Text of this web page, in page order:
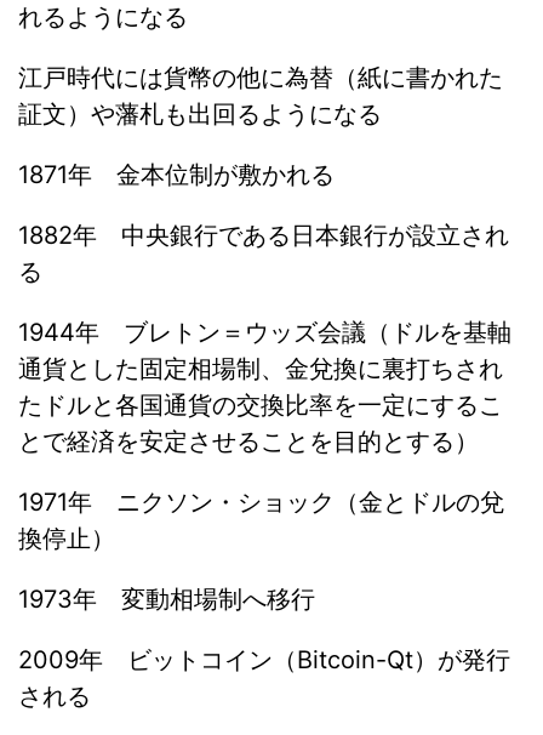
れるようになる
江戸時代には貨幣の他に為替（紙に書かれた
証文）や藩札も出回るようになる
1871年 金本位制が敷かれる
1882年 中央銀行である日本銀行が設立され
る
1944年 ブレトン＝ウッズ会議（ドルを基軸
通貨とした固定相場制、金兌換に裏打ちされ
たドルと各国通貨の交換比率を一定にするこ
とで経済を安定させることを目的とする）
1971年 ニクソン・ショック（金とドルの兌
換停止）
1973年 変動相場制へ移行
2009年 ビットコイン（Bitcoin-Qt）が発行
される